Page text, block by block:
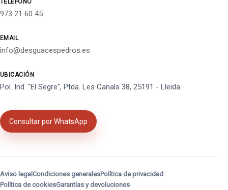
TELÉFONO
973 21 60 45
EMAIL
info@desguacespedros.es
UBICACIÓN
Pol. Ind. "El Segre", Ptda. Les Canals 38, 25191 - Lleida
Consultar por WhatsApp
Aviso legal Condiciones generalesPolítica de privacidad
Política de cookiesGarantías y devoluciones